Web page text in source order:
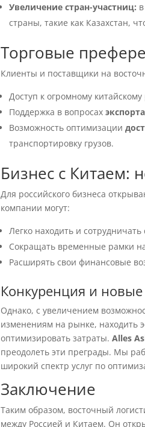
Увеличение стран-участниц:
страны, такие как Казахстан,
Торговые
Клиенты и поставщики на
Доступ к огромному
Поддержка в вопросах
Возможность оптимизации
транспортировку грузов.
Бизнес с Китаем:
Для российского бизнеса
компании могут:
Легко находить и сотрудничать
Сокращать временные рамки
Расширять свои финансовые
Конкуренция и
Однако, с увеличением
изменениям на рынке, находить
оптимизировать затраты.Alles
преодолеть эти преграды. Мы
широкий спектр услуг по
Заключение
Таким образом, восточный
между Россией и Китаем. Он